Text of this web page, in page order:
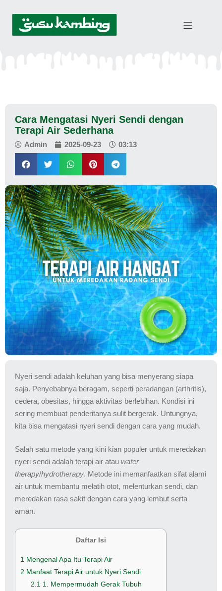
Cara Mengatasi Nyeri Sendi dengan
Terapi Air Sederhana
Admin 2025-09-23 03:13
Nyeri sendi adalah keluhan yang bisa menyerang siapa
saja. Penyebabnya beragam, seperti peradangan (arthritis),
cedera, obesitas, hingga aktivitas berlebihan. Kondisi ini
sering membuat penderitanya sulit bergerak. Untungnya,
kita bisa mengatasi nyeri sendi dengan cara yang mudah.
Salah satu metode yang kini kian populer untuk meredakan
nyeri sendi adalah terapi air atau water
therapy/hydrotherapy. Metode ini memanfaatkan sifat alami
air untuk membantu melatih otot, melenturkan sendi, dan
meredakan rasa sakit dengan cara yang lembut serta
aman.
Daftar Isi
1 Mengenal Apa Itu Terapi Air
2 Manfaat Terapi Air untuk Nyeri Sendi
2.1 1. Mempermudah Gerak Tubuh